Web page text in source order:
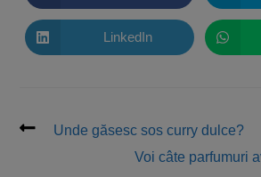
LinkedIn
Unde găsesc sos curry dulce?
Voi câte parfumuri